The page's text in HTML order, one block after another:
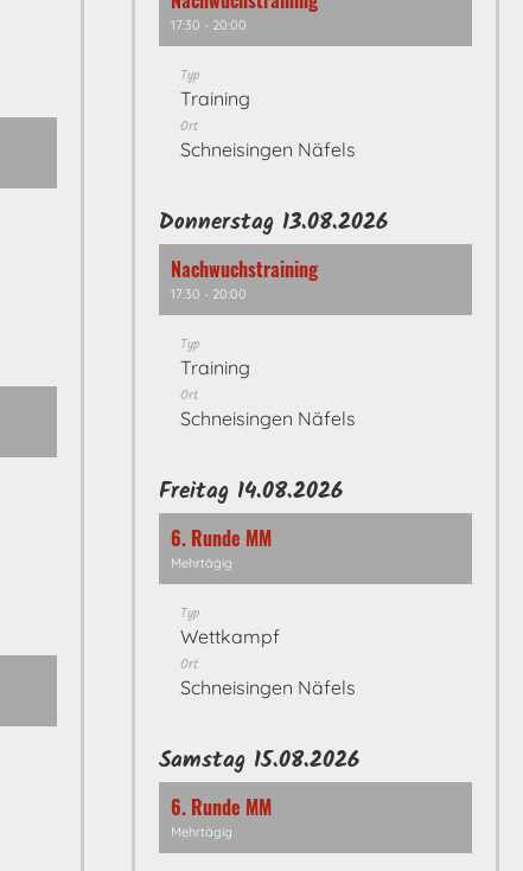
17:30 - 20:00
Typ
Training
Ort
Schneisingen Näfels
Donnerstag 13.08.2026
Nachwuchstraining
17:30 - 20:00
Typ
Training
Ort
Schneisingen Näfels
Freitag 14.08.2026
6. Runde MM
Mehrtägig
Typ
Wettkampf
Ort
Schneisingen Näfels
Samstag 15.08.2026
6. Runde MM
Mehrtägig